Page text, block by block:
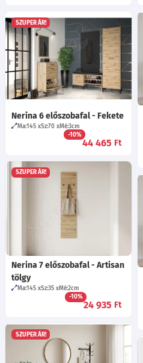
SZUPER ÁR!
Nerina 6 előszobafal - Fekete
Ma:145 Sz:70 Mé:3cm
-10%
44 465 Ft
SZUPER ÁR!
Nerina 7 előszobafal - Artisan
tölgy
Ma:145 Sz:35 Mé:2cm
-10%
24 935 Ft
SZUPER ÁR!